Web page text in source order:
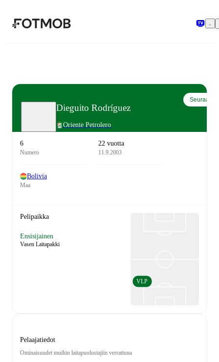
Dieguito Rodríguez
Oriente Petrolero
Seuraa
6
Numero
22 vuotta
11.9.2003
Bolivia
Maa
Pelipaikka
Ensisijainen
Vasen Laitapakki
VLP
Pelaajatiedot
Ominaisuudet muihin laitapuolustajiin verrattuna